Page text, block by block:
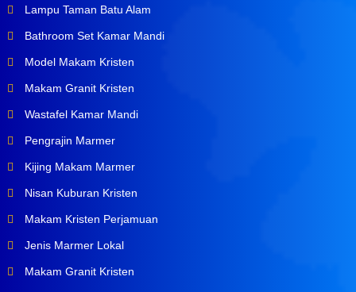
Lampu Taman Batu Alam
Bathroom Set Kamar Mandi
Model Makam Kristen
Makam Granit Kristen
Wastafel Kamar Mandi
Pengrajin Marmer
Kijing Makam Marmer
Nisan Kuburan Kristen
Makam Kristen Perjamuan
Jenis Marmer Lokal
Makam Granit Kristen